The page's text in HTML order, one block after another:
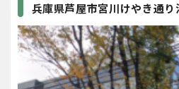
兵庫県芦屋市宮川けやき通